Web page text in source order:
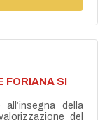
FORIANA SI
della
del